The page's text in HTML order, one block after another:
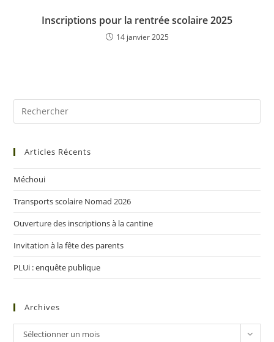
Inscriptions pour la rentrée scolaire 2025
14 janvier 2025
Articles Récents
Méchoui
Transports scolaire Nomad 2026
Ouverture des inscriptions à la cantine
Invitation à la fête des parents
PLUi : enquête publique
Archives
Sélectionner un mois